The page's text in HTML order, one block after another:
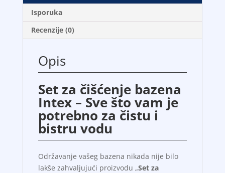
Isporuka
Recenzije (0)
Opis
Set za čišćenje bazena
Intex – Sve što vam je
potrebno za čistu i
bistru vodu
Održavanje vašeg bazena nikada nije bilo
lakše zahvaljujući proizvodu „Set za